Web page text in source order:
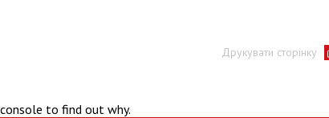
Друкувати сторінку
to find out why.